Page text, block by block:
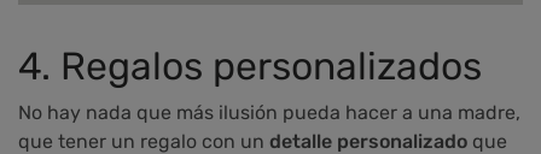
4. Regalos personalizados
No hay nada que más ilusión pueda hacer a una madre,
que tener un regalo con un detalle personalizado que